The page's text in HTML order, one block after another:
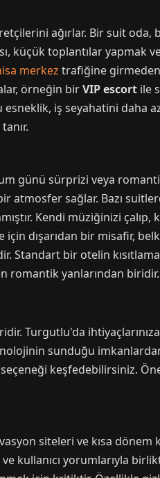
ağırlar. Bir suit
küçük toplantılar yapmak
merkez trafiğine
örneğin birVIP escort ile
iş seyahatini daha
günü sürprizi veya
atmosfer sağlar. Bazı
Kendi müziğinizi çalıp,
dışarıdan bir misafir,
bir otelin
romantik yanlarından biridir.
Turgutlu'da
sunduğu
keşfedebilirsiniz.
siteleri ve kısa dönem
yorumlarıyla